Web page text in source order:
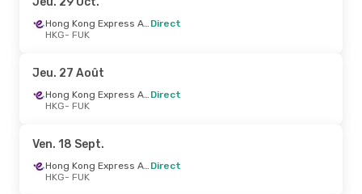
FUK- HKG
Direct
HKG- FUK
Dim. 25 Oct.- Lun. 26 Oct.
Hong Kong Express Airways Direct
HKG- FUK
Jeu. 27 Août
Hong Kong Express Airways Direct
HKG- FUK
Ven. 18 Sept.
Hong Kong Express Airways Direct
HKG- FUK